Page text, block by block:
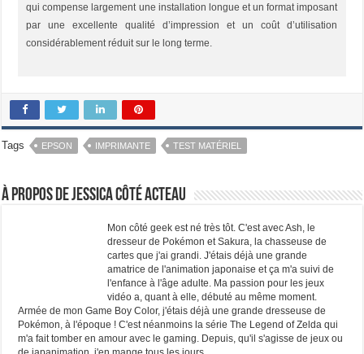
qui compense largement une installation longue et un format imposant
par une excellente qualité d’impression et un coût d’utilisation
considérablement réduit sur le long terme.
Tags EPSON IMPRIMANTE TEST MATÉRIEL
À propos de Jessica Côté Acteau
Mon côté geek est né très tôt. C'est avec Ash, le
dresseur de Pokémon et Sakura, la chasseuse de
cartes que j'ai grandi. J'étais déjà une grande
amatrice de l'animation japonaise et ça m'a suivi de
l'enfance à l'âge adulte. Ma passion pour les jeux
vidéo a, quant à elle, débuté au même moment.
Armée de mon Game Boy Color, j'étais déjà une grande dresseuse de
Pokémon, à l'époque ! C'est néanmoins la série The Legend of Zelda qui
m'a fait tomber en amour avec le gaming. Depuis, qu'il s'agisse de jeux ou